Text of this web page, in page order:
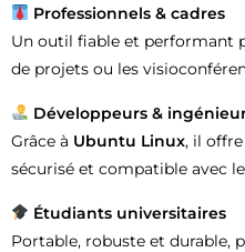
Professionnels & cadres
Un outil fiable et performant
de projets ou les
Développeurs &
Grâce à Ubuntu Linux, il
sécurisé et compatible avec
Étudiants universitaires
Portable, robuste et durable,